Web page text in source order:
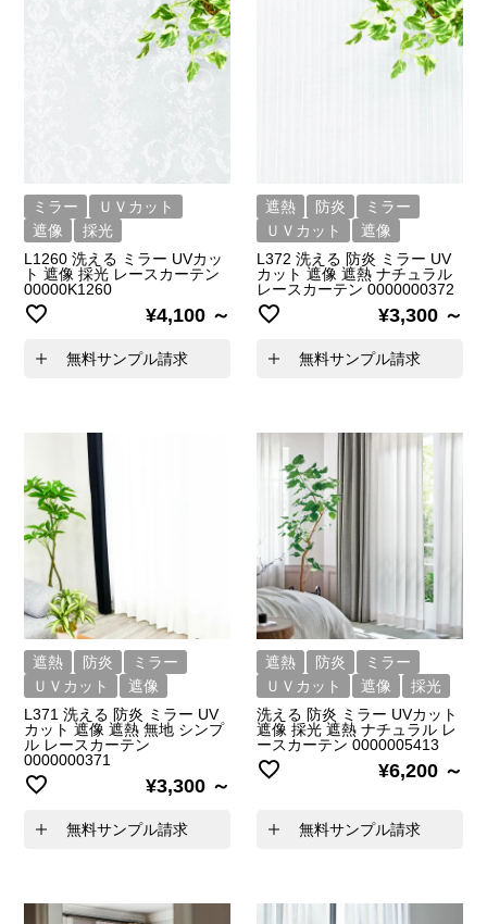
ミラー
ＵＶカット
遮像
採光
L1260 洗える ミラー UVカッ
ト 遮像 採光 レースカーテン
00000K1260
¥4,100
無料サンプル請求
遮熱 防炎
ミラー
ＵＶカット
遮像
L372 洗える 防炎 ミラー UV
カット 遮像 遮熱 ナチュラル
レースカーテン 0000000372
¥3,300
無料サンプル請求
遮熱 防炎
ミラー
ＵＶカット
遮像
L371 洗える 防炎 ミラー UV
カット 遮像 遮熱 無地 シンプ
ル レースカーテン
0000000371
¥3,300
無料サンプル請求
遮熱 防炎
ミラー
ＵＶカット
遮像
採光
洗える 防炎 ミラー UVカット
遮像 採光 遮熱 ナチュラル レ
ースカーテン 0000005413
¥6,200
無料サンプル請求